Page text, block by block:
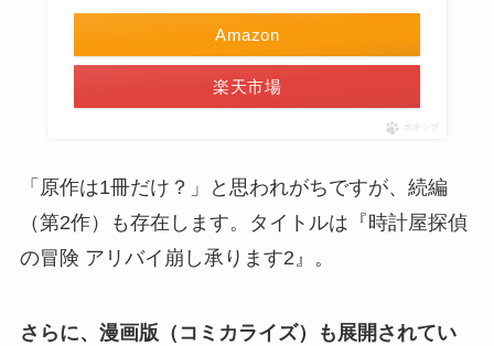
Amazon
楽天市場
ポチップ
「原作は1冊だけ？」と思われがちですが、続編
（第2作）も存在します。タイトルは『時計屋探偵
の冒険 アリバイ崩し承ります2』。
さらに、漫画版（コミカライズ）も展開されてい